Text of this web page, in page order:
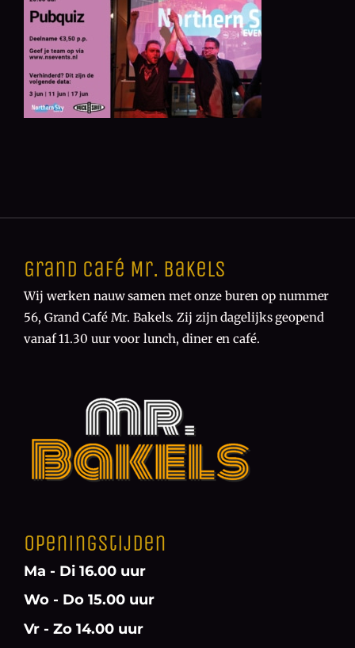
Grand Café Mr. Bakels
Wij werken nauw samen met onze buren op nummer
56, Grand Café Mr. Bakels. Zij zijn dagelijks geopend
vanaf 11.30 uur voor lunch, diner en café.
Openingstijden
Ma - Di 16.00 uur
Wo - Do 15.00 uur
Vr - Zo 14.00 uur